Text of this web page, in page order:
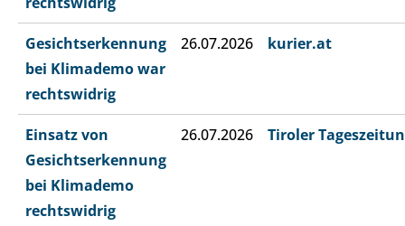
Gesichtserkennung
bei Klimademo war
rechtswidrig
26.07.2026 kurier.at
Einsatz von
Gesichtserkennung
bei Klimademo
rechtswidrig
26.07.2026 Tiroler